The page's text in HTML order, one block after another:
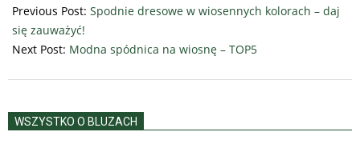
03-
12
Previous Post: Spodnie dresowe w wiosennych kolorach – daj
się zauważyć!
Next Post: Modna spódnica na wiosnę – TOP5
WSZYSTKO O BLUZACH